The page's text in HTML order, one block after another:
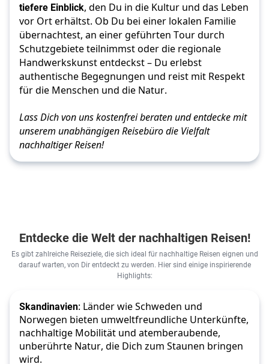
tiefere Einblick, den Du in die Kultur und das Leben
vor Ort erhältst. Ob Du bei einer lokalen Familie
übernachtest, an einer geführten Tour durch
Schutzgebiete teilnimmst oder die regionale
Handwerkskunst entdeckst – Du erlebst
authentische Begegnungen und reist mit Respekt
für die Menschen und die Natur.
Lass Dich von uns kostenfrei beraten und entdecke mit
unserem unabhängigen Reisebüro die Vielfalt
nachhaltiger Reisen!
Entdecke die Welt der nachhaltigen Reisen!
Es gibt zahlreiche Reiseziele, die sich ideal für nachhaltige Reisen eignen und
darauf warten, von Dir entdeckt zu werden. Hier sind einige inspirierende
Highlights:
Skandinavien: Länder wie Schweden und
Norwegen bieten umweltfreundliche Unterkünfte,
nachhaltige Mobilität und atemberaubende,
unberührte Natur, die Dich zum Staunen bringen
wird.